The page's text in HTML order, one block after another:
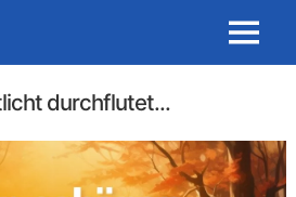
Menu
durchflutet...